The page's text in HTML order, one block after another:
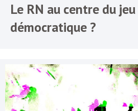
Le RN au centre du jeu
démocratique ?